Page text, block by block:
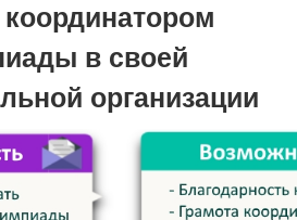
координатором
в своей
организации